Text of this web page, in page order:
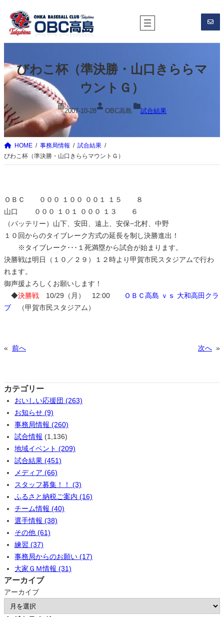
を
ス
ッ
プ
びわこ杯（準決勝・山口きららマ
ウントＧ）
2007-10-28 OBC高島 試合結果
HOME 事務局情報
試合結果
びわこ杯（準決勝・山口きららマウントＧ）
ＯＢＣ ０００ １００ ００１ １５ ８
山口 ０００ １０１ ０００ １３ ６
（バッテリー）山下、安田、遠上、安保−北村、中野
１０回からのタイブレーク方式の延長を制し決勝進出！
※タイブレーク･･･１死満塁から試合が始まります。
決勝戦は明日（１０／２９）１２時より甲賀市民スタジアムで行わ
れます。
御声援よろしくお願いします！
◆決勝戦 10/29（月） 12:00
ＯＢＣ高島 ｖｓ 大和高田クラ
ブ （甲賀市民スタジアム）
« 前へ 次へ »
カテゴリー
おいしい応援団 (263)
お知らせ (9)
事務局情報 (260)
試合情報 (1,136)
地域イベント (209)
試合結果 (451)
メディア (66)
スタッフ募集！！ (3)
ふるさと納税ご案内 (16)
チーム情報 (40)
選手情報 (38)
その他 (61)
練習 (37)
事務局からのお願い (17)
大家ＧＭ情報 (31)
アーカイブ
アーカイブ